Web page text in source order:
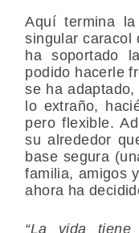
Aquí termina
singular caracol
ha soportado
podido hacerle
se ha
lo extraño,
pero flexible.
su alrededor
base segura
familia, amigos
ahora ha
“La vida